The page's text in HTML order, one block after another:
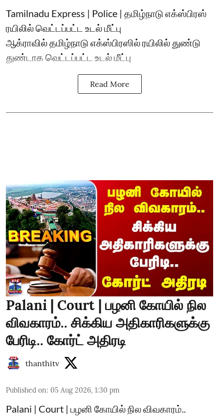
Tamilnadu Express | Police | தமிழ்நாடு எக்ஸ்பிரஸ்
ரயிலில் வெட்டப்பட்ட உடல் மீட்பு
ஆக்ராவில் தமிழ்நாடு எக்ஸ்பிரஸில் ரயிலில் துண்டு
துண்டாக வெட்டப்பட்ட உடல் மீட்பு
Read More
Palani | Court | பழனி கோயில் நில
விவகாரம்.. சிக்கிய அதிகாரிகளுக்கு
பேரிடி.. கோர்ட் அதிரடி
thanthitv
Published on: 05 Aug 2026, 1:30 pm
Palani | Court | பழனி கோயில் நில விவகாரம்..